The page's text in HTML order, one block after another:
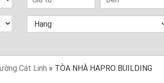
Cát Linh » TÒA NHÀ HAPRO BUILDING